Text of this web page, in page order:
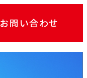
お問い合わせ